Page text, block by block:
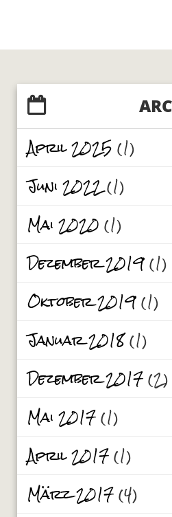
April 2025(1)
Juni 2022(1)
Mai 2020(1)
Dezember 2019(1)
Oktober 2019(1)
Januar 2018(1)
Dezember 2017(2)
Mai 2017(1)
April 2017(1)
März 2017(4)